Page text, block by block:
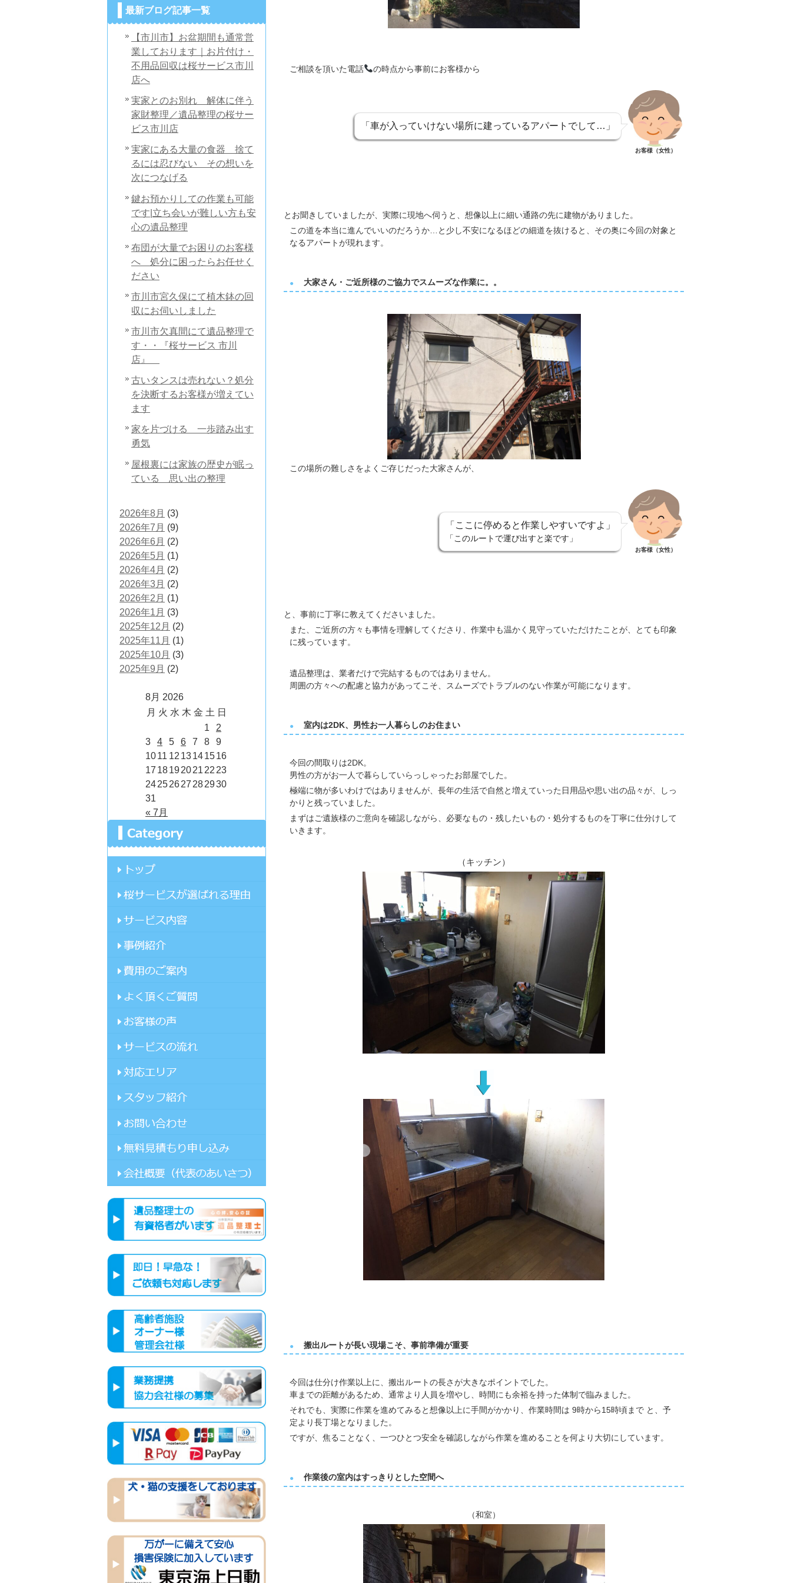
最新ブログ記事一覧
【市川市】お盆期間も通常営
業しております｜お片付け・
不用品回収は桜サービス市川
店へ
実家とのお別れ 解体に伴う
家財整理／遺品整理の桜サー
ビス市川店
実家にある大量の食器 捨て
るには忍びない その想いを
次につなげる
鍵お預かりしての作業も可能
です|立ち会いが難しい方も安
心の遺品整理
布団が大量でお困りのお客様
へ 処分に困ったらお任せく
ださい
市川市宮久保にて植木鉢の回
収にお伺いしました
市川市欠真間にて遺品整理で
す・・『桜サービス 市川
店』
古いタンスは売れない？処分
を決断するお客様が増えてい
ます
家を片づける 一歩踏み出す
勇気
屋根裏には家族の歴史が眠っ
ている 思い出の整理
2026年8月 (3)
2026年7月 (9)
2026年6月 (2)
2026年5月 (1)
2026年4月 (2)
2026年3月 (2)
2026年2月 (1)
2026年1月 (3)
2025年12月 (2)
2025年11月 (1)
2025年10月 (3)
2025年9月 (2)
8月 2026
月 火 水 木 金 土 日
« 7月
1
2
3
4 5 6 7 8
9
1011 12 13141516
17 18192021 22 23
24252627 282930
31
ご相談を頂いた電話 の時点から事前にお客様から
「車が入っていけない場所に建っているアパートでして…」
お客様（女性）
とお聞きしていましたが、実際に現地へ伺うと、想像以上に細い通路の先に建物がありました。
この道を本当に進んでいいのだろうか…と少し不安になるほどの細道を抜けると、 その奥に今回の対象と
なるアパートが現れます。
大家さん・ご近所様のご協力でスムーズな作業に。。
この場所の難しさをよくご存じだった大家さんが、
「ここに停めると作業しやすいですよ」
「このルートで運び出すと楽です」
お客様（女性）
と、事前に丁寧に教えてくださいました。
また、ご近所の方々も事情を理解してくださり、 作業中も温かく見守っていただけたことが、とても印象
に残っています。
遺品整理は、業者だけで完結するものではありません。
周囲の方々への配慮と協力があってこそ、スムーズでトラブルのない作業が可能になります。
室内は2DK、男性お一人暮らしのお住まい
今回の間取りは2DK。
男性の方がお一人で暮らしていらっしゃったお部屋でした。
極端に物が多いわけではありませんが、 長年の生活で自然と増えていった日用品や思い出の品々が、しっ
かりと残っていました。
まずはご遺族様のご意向を確認しながら、 必要なもの・残したいもの・処分するものを丁寧に仕分けして
いきます。
（キッチン）
搬出ルートが長い現場こそ、事前準備が重要
今回は仕分け作業以上に、搬出ルートの長さが大きなポイントでした。
車までの距離があるため、通常より人員を増やし、時間にも余裕を持った体制で臨みました。
それでも、実際に作業を進めてみると想像以上に手間がかかり、 作業時間は 9時から15時頃まで と、予
定より長丁場となりました。
ですが、焦ることなく、 一つひとつ安全を確認しながら作業を進めることを何より大切にしています。
作業後の室内はすっきりとした空間へ
（和室）